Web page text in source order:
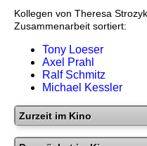
Kollegen von Theresa
Zusammenarbeit sortiert:
Tony Loeser
Axel Prahl
Ralf Schmitz
Michael Kessler
Zurzeit im Kino